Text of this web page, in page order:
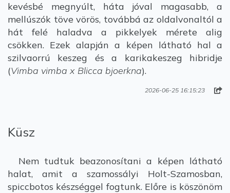
kevésbé megnyúlt, háta jóval magasabb, a
mellúszók töve vörös, továbbá az oldalvonaltól a
hát felé haladva a pikkelyek mérete alig
csökken. Ezek alapján a képen látható hal a
szilvaorrú keszeg és a karikakeszeg hibridje
(Vimba vimba x Blicca bjoerkna).
2026-06-25 16:15:23
Küsz
Nem tudtuk beazonosítani a képen látható
halat, amit a szamossályi Holt-Szamosban,
spiccbotos készséggel fogtunk. Előre is köszönöm